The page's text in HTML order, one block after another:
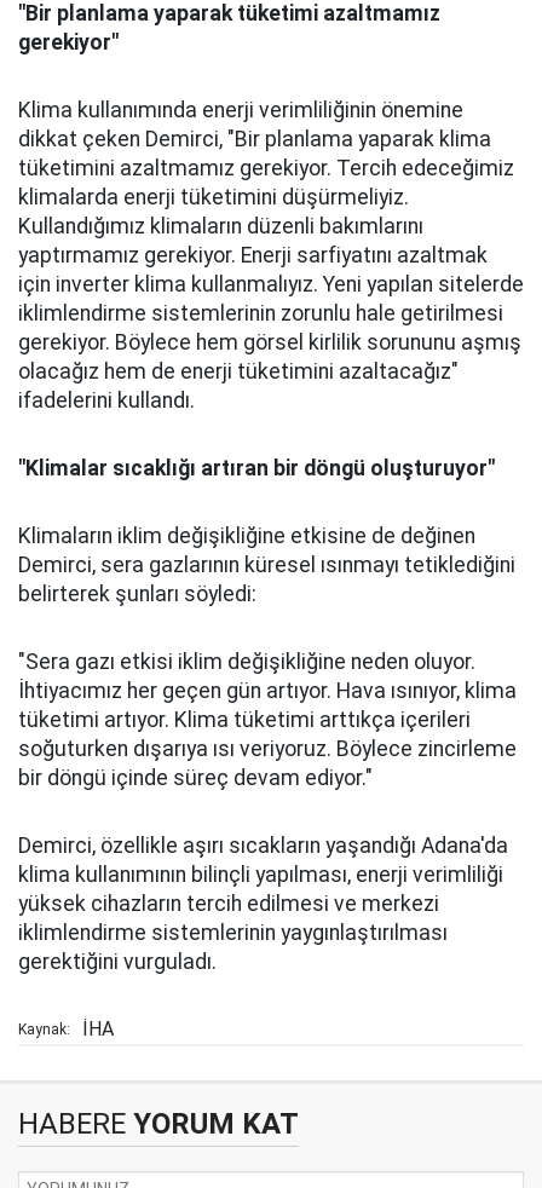
"Bir planlama yaparak tüketimi azaltmamız
gerekiyor"
Klima kullanımında enerji verimliliğinin önemine
dikkat çeken Demirci, "Bir planlama yaparak klima
tüketimini azaltmamız gerekiyor. Tercih edeceğimiz
klimalarda enerji tüketimini düşürmeliyiz.
Kullandığımız klimaların düzenli bakımlarını
yaptırmamız gerekiyor. Enerji sarfiyatını azaltmak
için inverter klima kullanmalıyız. Yeni yapılan sitelerde
iklimlendirme sistemlerinin zorunlu hale getirilmesi
gerekiyor. Böylece hem görsel kirlilik sorununu aşmış
olacağız hem de enerji tüketimini azaltacağız"
ifadelerini kullandı.
"Klimalar sıcaklığı artıran bir döngü oluşturuyor"
Klimaların iklim değişikliğine etkisine de değinen
Demirci, sera gazlarının küresel ısınmayı tetiklediğini
belirterek şunları söyledi:
"Sera gazı etkisi iklim değişikliğine neden oluyor.
İhtiyacımız her geçen gün artıyor. Hava ısınıyor, klima
tüketimi artıyor. Klima tüketimi arttıkça içerileri
soğuturken dışarıya ısı veriyoruz. Böylece zincirleme
bir döngü içinde süreç devam ediyor."
Demirci, özellikle aşırı sıcakların yaşandığı Adana'da
klima kullanımının bilinçli yapılması, enerji verimliliği
yüksek cihazların tercih edilmesi ve merkezi
iklimlendirme sistemlerinin yaygınlaştırılması
gerektiğini vurguladı.
Kaynak: İHA
HABERE YORUM KAT